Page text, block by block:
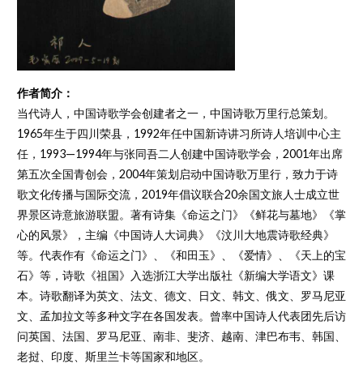
作者简介：
当代诗人，中国诗歌学会创建者之一，中国诗歌万里行总策划。
1965年生于四川荣县，1992年任中国新诗讲习所诗人培训中心主
任，1993—1994年与张同吾二人创建中国诗歌学会，2001年出席
第五次全国青创会，2004年策划启动中国诗歌万里行，致力于诗
歌文化传播与国际交流，2019年倡议联合20余国文旅人士成立世
界景区诗意旅游联盟。著有诗集《命运之门》《鲜花与墓地》《掌
心的风景》，主编《中国诗人大词典》《汶川大地震诗歌经典》
等。代表作有《命运之门》、《和田玉》、《爱情》、《天上的宝
石》等，诗歌《祖国》入选浙江大学出版社《新编大学语文》课
本。诗歌翻译为英文、法文、德文、日文、韩文、俄文、罗马尼亚
文、孟加拉文等多种文字在各国发表。曾率中国诗人代表团先后访
问英国、法国、罗马尼亚、南非、斐济、越南、津巴布韦、韩国、
老挝、印度、斯里兰卡等国家和地区。